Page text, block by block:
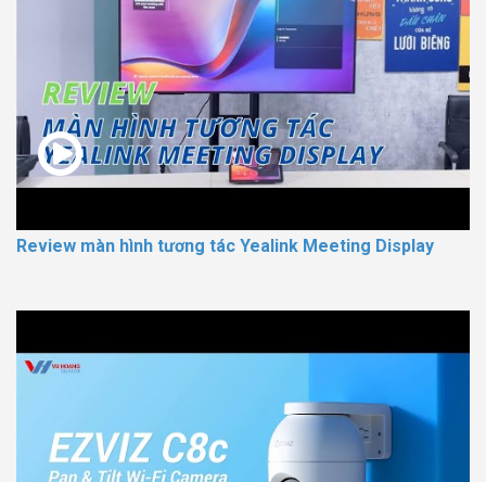
Review màn hình tương tác Yealink Meeting Display